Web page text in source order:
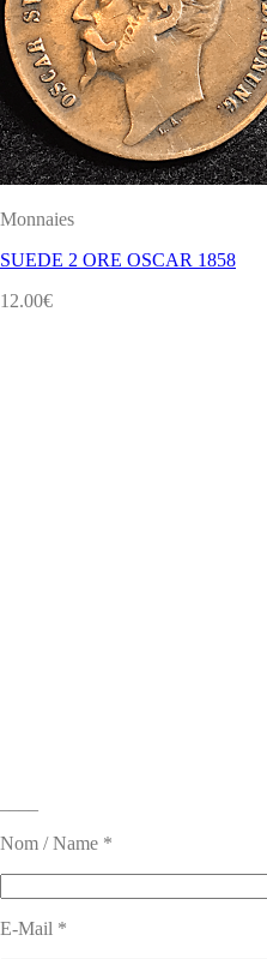
Monnaies
SUEDE 2 ORE OSCAR 1858
12.00€
Nom / Name *
E-Mail *